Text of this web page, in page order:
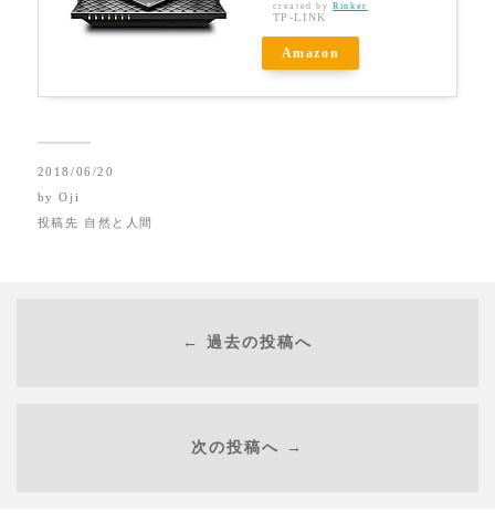
created byRinker
TP-LINK
Amazon
2018/06/20
byOji
投稿先 自然と人間
← 過去の投稿へ
次の投稿へ →